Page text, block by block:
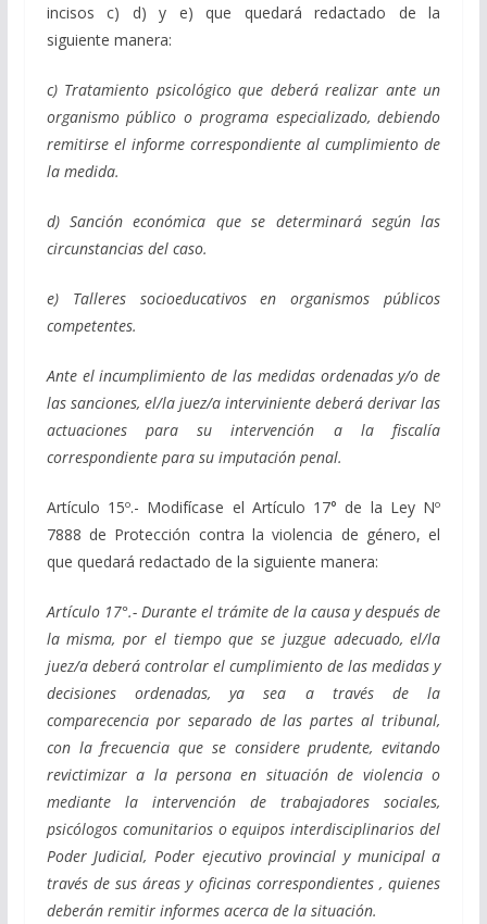
incisos c) d) y e) que quedará redactado de la
siguiente manera:
c) Tratamiento psicológico que deberá realizar ante un
organismo público o programa especializado, debiendo
remitirse el informe correspondiente alcumplimiento de
la medida.
d) Sanción económica que se determinará según las
circunstancias del caso.
e) Talleres socioeducativos en organismos públicos
competentes.
Ante el incumplimiento de las medidas ordenadas y/o de
las sanciones, el/la juez/a interviniente deberá derivar las
actuaciones para su intervención a la fiscalía
correspondiente para su imputación penal.
Artículo 15º.- Modifícase el Artículo 17° de la Ley Nº
7888 de Protección contra la violencia de género, el
que quedará redactado de la siguiente manera:
Artículo 17°.- Durante el trámite de la causa y después de
la misma, por el tiempo que se juzgue adecuado, el/la
juez/a deberá controlar el cumplimiento de las medidas y
decisiones ordenadas, ya sea a través de la
comparecencia por separado de las partes al tribunal,
con la frecuencia que se considere prudente, evitando
revictimizar a la persona en situación de violencia o
mediante la intervención de trabajadores sociales,
psicólogos comunitarios o equipos interdisciplinarios del
Poder Judicial, Poder ejecutivo provincial y municipal a
través de sus áreas y oficinas correspondientes , quienes
deberán remitir informes acerca de la situación.